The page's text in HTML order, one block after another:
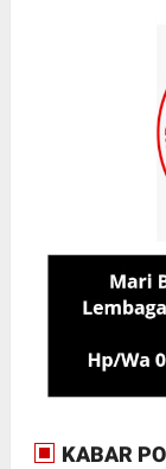
KABAR